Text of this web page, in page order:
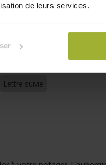
de leurs services.
14,22€
Lettre suivie